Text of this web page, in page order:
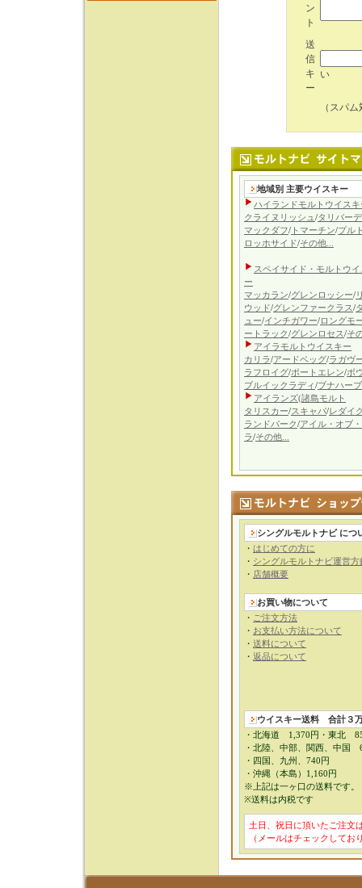
ン
ト
送
信
キ
ー
い
（スパ
地域別 主要ウイスキー
ハイランドモルトウイスキ
クライヌリッシュ /タリバー
マックダフ/ トマーチン/プル
ロッホサイド/その他...
スペイサイド・モルトウ
ー
マッカラン/グレンロッシー/
ウッド/グレンファークラス/
ュー/インチガワー/ロングモ
ートラック/グレンロセス/そ
アイラモルトウイスキー
カリラ/アードベッグ/ラガヴ
ラフロイグ/ポートエレン/ボ
ブルイックラディ/ブナハー
アイランズ(諸島モルト
タリスカー/スキャパ/レダイ
ランドパーク/アイル・オブ
ラ/その他...
シングルモルトナビ につ
・ はじめての方に
・ シングルモルトナビ運営方
・ 店舗概要
お買い物について
・ ご注文方法
・ お支払い方法について
・ 送料について
・ 返品について
ウイスキー送料 合計３
・北海道 1,370円・東北
・北陸、中部、関西、中国
・四国、九州、740円
・沖縄（本島）1,160円
※上記は一ヶ口の送料です。
※送料は内税です
土日、祝日に頂いたご注文
（メールはチェックして